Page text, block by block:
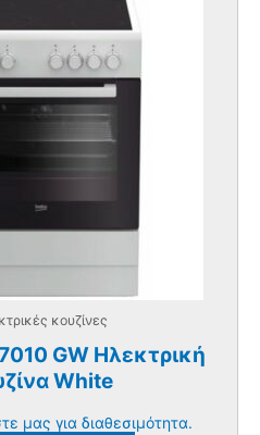
κουζίνες
GW Ηλεκτρική
White
μας για διαθεσιμότητα.